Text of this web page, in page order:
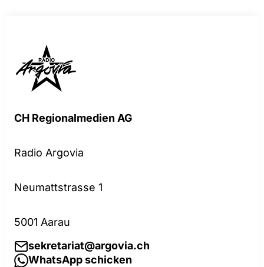
CH Regionalmedien AG
Radio Argovia
Neumattstrasse 1
5001 Aarau
sekretariat@argovia.ch
WhatsApp schicken